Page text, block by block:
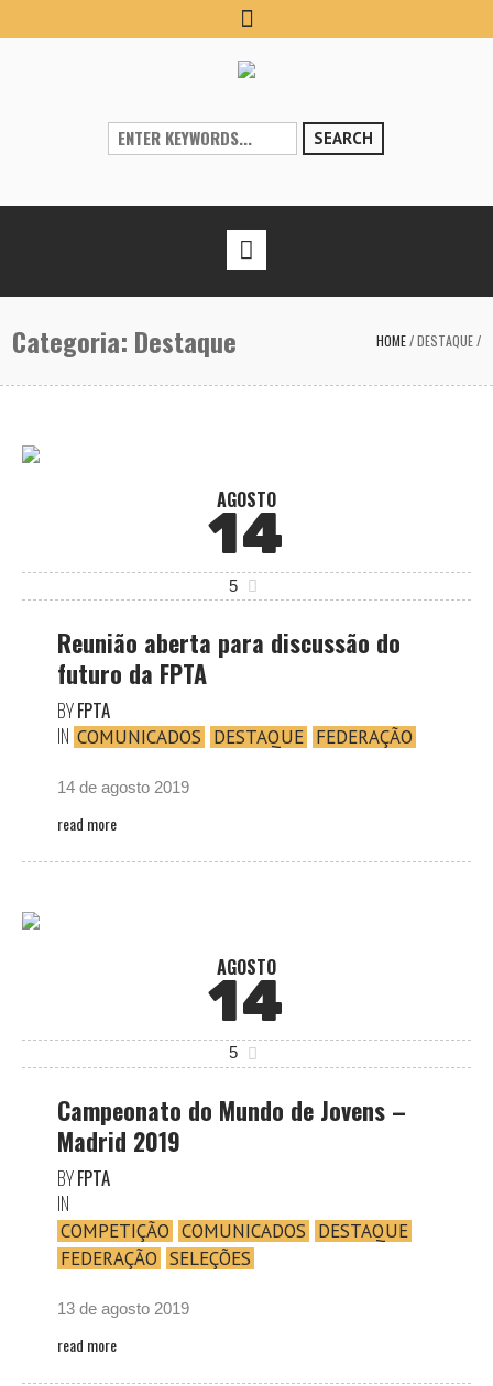
SEARCH
Categoria: Destaque HOME/DESTAQUE/
AGOSTO
14
5
Reunião aberta para discussão do
futuro da FPTA
BYFPTA
IN COMUNICADOS DESTAQUE FEDERAÇÃO
14 de agosto 2019
read more
AGOSTO
14
5
Campeonato do Mundo de Jovens –
Madrid 2019
BYFPTA
IN
COMPETIÇÃO COMUNICADOS DESTAQUE
FEDERAÇÃO SELEÇÕES
13 de agosto 2019
read more